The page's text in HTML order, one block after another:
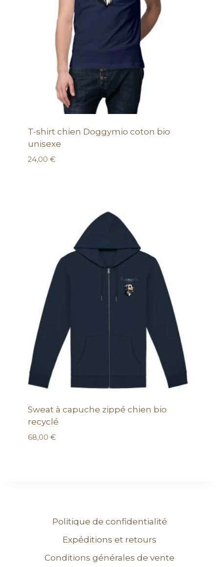
T-shirt chien Doggymio coton bio
unisexe
24,00 €
Sweat à capuche zippé chien bio
recyclé
68,00 €
Politique de confidentialité
Expéditions et retours
Conditions générales de vente